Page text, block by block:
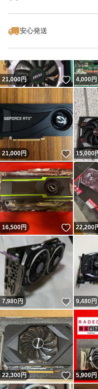
安心発送
21,000円 いいね
4,000円
21,000円 いいね
15,000
16,500円 いいね
22,200
7,980円 いいね
9,480円
22,300円 いいね
5,900円